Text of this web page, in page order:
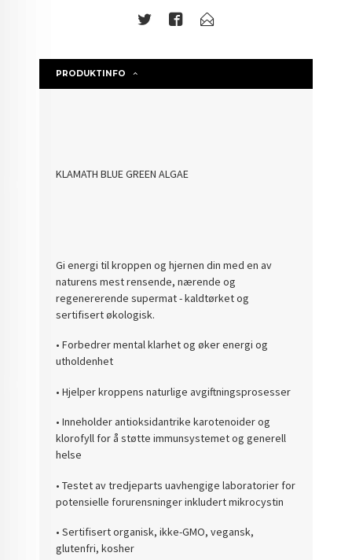
PRODUKTINFO
KLAMATH BLUE GREEN ALGAE
Gi energi til kroppen og hjernen din med en av
naturens mest rensende, nærende og
regenererende supermat - kaldtørket og
sertifisert økologisk.
• Forbedrer mental klarhet og øker energi og
utholdenhet
• Hjelper kroppens naturlige avgiftningsprosesser
• Inneholder antioksidantrike karotenoider og
klorofyll for å støtte immunsystemet og generell
helse
• Testet av tredjeparts uavhengige laboratorier for
potensielle forurensninger inkludert mikrocystin
• Sertifisert organisk, ikke-GMO, vegansk,
glutenfri, kosher